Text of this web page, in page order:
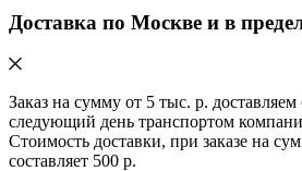
Доставка по Москве и в
Заказ на сумму от 5 тыс. р. доставляем
следующий день транспортом
Стоимость доставки, при заказе на
составляет 500 р.